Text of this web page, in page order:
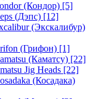
(Кондор) [5]
(Дэпс) [12]
(Экскалибур)
(Грифон) [1]
(Каматсу) [22]
Jig Heads [22]
(Косадака)